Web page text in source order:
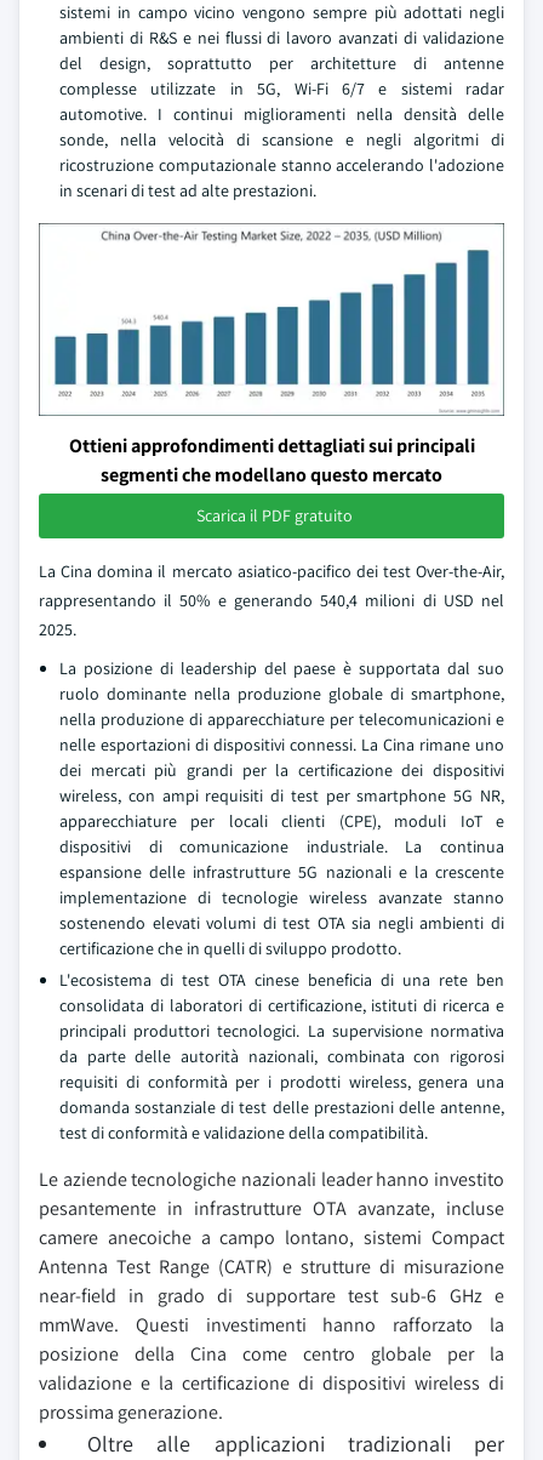
sistemi in campo vicino vengono sempre più adottati negli
ambienti di R&S e nei flussi di lavoro avanzati di validazione
del design, soprattutto per architetture di antenne
complesse utilizzate in 5G, Wi-Fi 6/7 e sistemi radar
automotive. I continui miglioramenti nella densità delle
sonde, nella velocità di scansione e negli algoritmi di
ricostruzione computazionale stanno accelerando l'adozione
in scenari di test ad alte prestazioni.
Ottieni approfondimenti dettagliati sui principali
segmenti che modellano questo mercato
Scarica il PDF gratuito
La Cina domina il mercato asiatico-pacifico dei test Over-the-Air,
rappresentando il 50% e generando 540,4 milioni di USD nel
2025.
La posizione di leadership del paese è supportata dal suo
ruolo dominante nella produzione globale di smartphone,
nella produzione di apparecchiature per telecomunicazioni e
nelle esportazioni di dispositivi connessi. La Cina rimane uno
dei mercati più grandi per la certificazione dei dispositivi
wireless, con ampi requisiti di test per smartphone 5G NR,
apparecchiature per locali clienti (CPE), moduli IoT e
dispositivi di comunicazione industriale. La continua
espansione delle infrastrutture 5G nazionali e la crescente
implementazione di tecnologie wireless avanzate stanno
sostenendo elevati volumi di test OTA sia negli ambienti di
certificazione che in quelli di sviluppo prodotto.
L'ecosistema di test OTA cinese beneficia di una rete ben
consolidata di laboratori di certificazione, istituti di ricerca e
principali produttori tecnologici. La supervisione normativa
da parte delle autorità nazionali, combinata con rigorosi
requisiti di conformità per i prodotti wireless, genera una
domanda sostanziale di test delle prestazioni delle antenne,
test di conformità e validazione della compatibilità.
Le aziende tecnologiche nazionali leader hanno investito
pesantemente in infrastrutture OTA avanzate, incluse
camere anecoiche a campo lontano, sistemi Compact
Antenna Test Range (CATR) e strutture di misurazione
near-field in grado di supportare test sub-6 GHz e
mmWave. Questi investimenti hanno rafforzato la
posizione della Cina come centro globale per la
validazione e la certificazione di dispositivi wireless di
prossima generazione.
Oltre alle applicazioni tradizionali per